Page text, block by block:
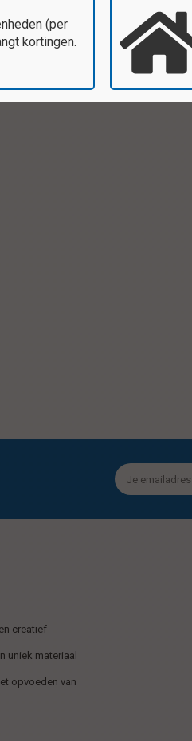
creatief
uniek materiaal
opvoeden van
(per
kortingen.